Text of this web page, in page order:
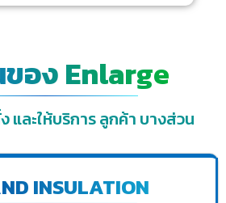
อง Enlarge
และให้บริการ ลูกค้า บางส่วน
INSULATION